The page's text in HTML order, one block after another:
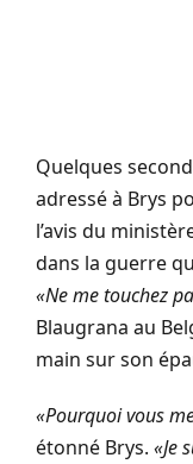
Quelques
adressé à Brys
l’avis du
dans la guerre
«Ne me touchez
Blaugrana au
main sur son
«Pourquoi vous
étonné Brys. «Je